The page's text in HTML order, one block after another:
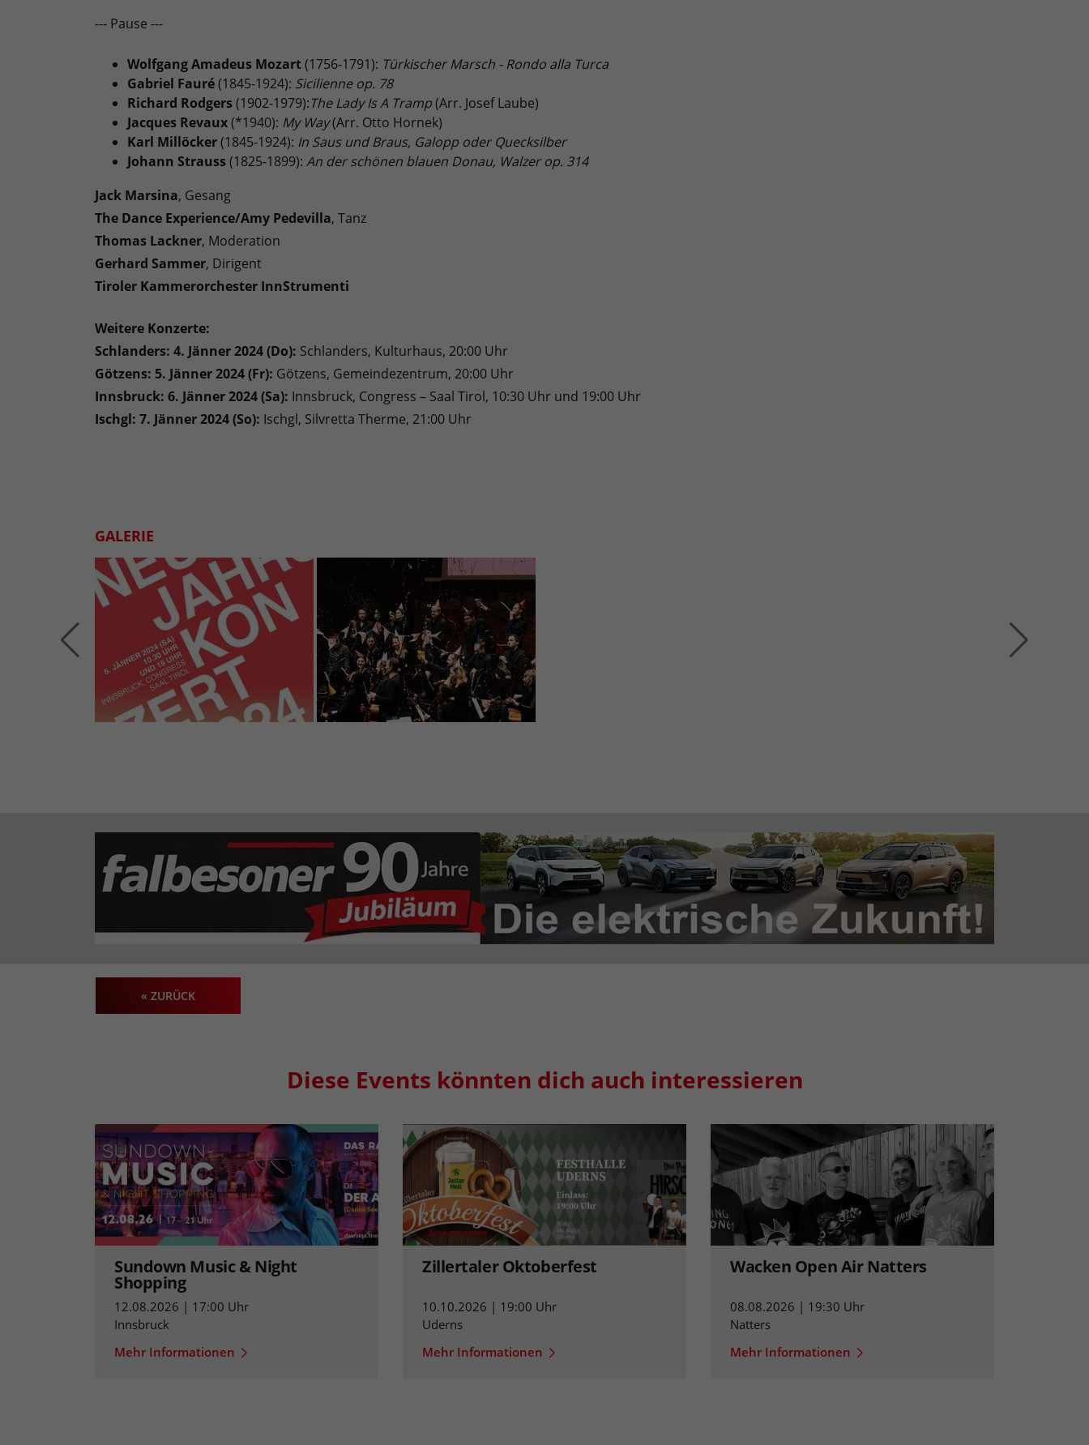
--- Pause ---
Wolfgang Amadeus Mozart(1756-1791): Türkischer Marsch - Rondo alla Turca
Gabriel Fauré(1845-1924): Sicilienne op. 78
Richard Rodgers(1902-1979):The Lady Is A Tramp(Arr. Josef Laube)
Jacques Revaux(*1940): My Way(Arr. Otto Hornek)
Karl Millöcker(1845-1924): In Saus und Braus, Galopp oder Quecksilber
Johann Strauss(1825-1899): An der schönen blauen Donau, Walzer op. 314
Jack Marsina, Gesang
The Dance Experience/Amy Pedevilla, Tanz
Thomas Lackner, Moderation
Gerhard Sammer, Dirigent
Tiroler Kammerorchester InnStrumenti
Weitere Konzerte:
Schlanders: 4. Jänner 2024 (Do): Schlanders, Kulturhaus, 20:00 Uhr
Götzens: 5. Jänner 2024 (Fr): Götzens, Gemeindezentrum, 20:00 Uhr
Innsbruck: 6. Jänner 2024 (Sa): Innsbruck, Congress – Saal Tirol, 10:30 Uhr und 19:00 Uhr
Ischgl: 7. Jänner 2024 (So): Ischgl, Silvretta Therme, 21:00 Uhr
GALERIE
« ZURÜCK
Diese Events könnten dich auch interessieren
Sundown Music & Night
Shopping
12.08.2026 | 17:00 Uhr
Innsbruck
Mehr Informationen
Zillertaler Oktoberfest
10.10.2026 | 19:00 Uhr
Uderns
Mehr Informationen
Wacken Open Air Natters
08.08.2026 | 19:30 Uhr
Natters
Mehr Informationen